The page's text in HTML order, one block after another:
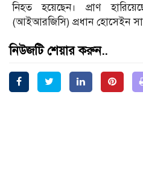
নিহত হয়েছেন। প্রাণ
(আইআরজিসি) প্রধান হোসেইন
নিউজটি শেয়ার করুন..